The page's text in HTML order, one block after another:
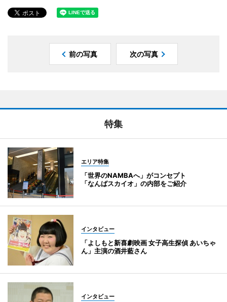
前の写真 次の写真
特集
エリア特集
「世界のNAMBAへ」がコンセプト
「なんばスカイオ」の内部をご紹介
インタビュー
「よしもと新喜劇映画 女子高生探偵 あいちゃ
ん」主演の酒井藍さん
インタビュー